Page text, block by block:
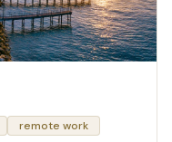
remote work